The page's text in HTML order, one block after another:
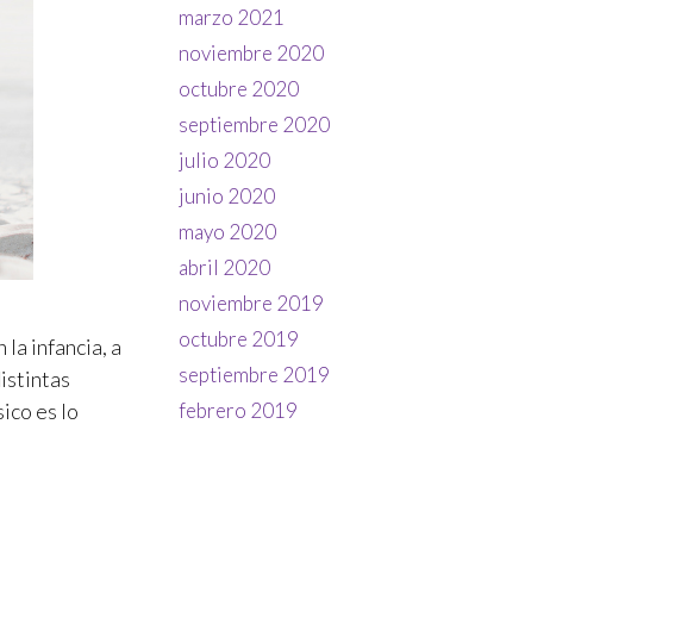
la infancia, a
es lo
marzo 2021
noviembre 2020
octubre 2020
septiembre 2020
julio 2020
junio 2020
mayo 2020
abril 2020
noviembre 2019
octubre 2019
septiembre 2019
febrero 2019